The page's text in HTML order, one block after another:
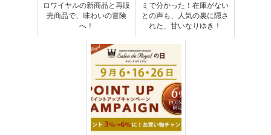
ロワイヤルの新商品と再販
売商品で、味わいの冒険
へ！
ミで分かった！在庫がない
との声も、人気の裏に隠さ
れた、甘いなりゆき！